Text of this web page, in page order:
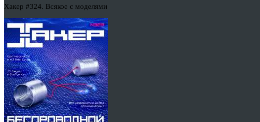
Хакер #324. Всякое с моделями